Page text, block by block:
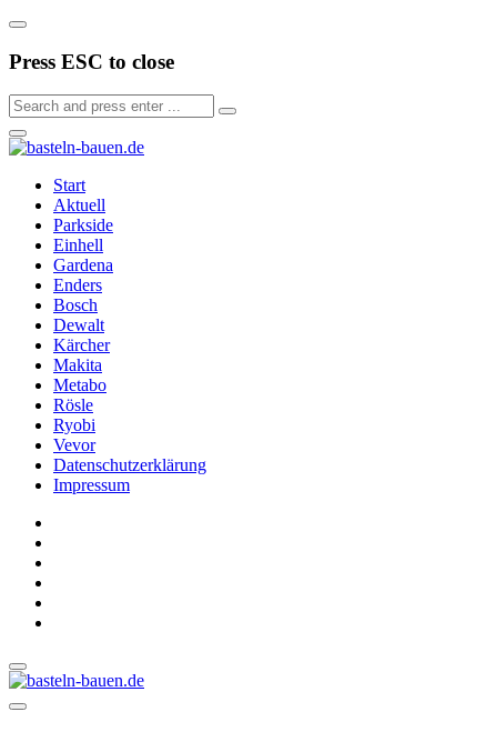
Press ESC to close
Start
Aktuell
Parkside
Einhell
Gardena
Enders
Bosch
Dewalt
Kärcher
Makita
Metabo
Rösle
Ryobi
Vevor
Datenschutzerklärung
Impressum